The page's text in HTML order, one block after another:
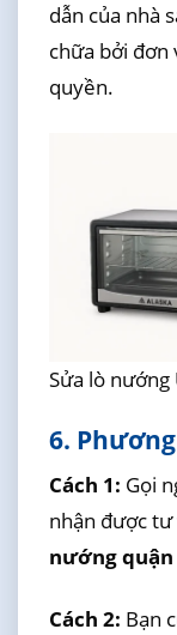
dẫn của nhà
chữa bởi đơn
quyền.
Sửa lò nướng
6.
Cách 1: Gọi
nhận được
nướng quận
Cách 2: Bạn